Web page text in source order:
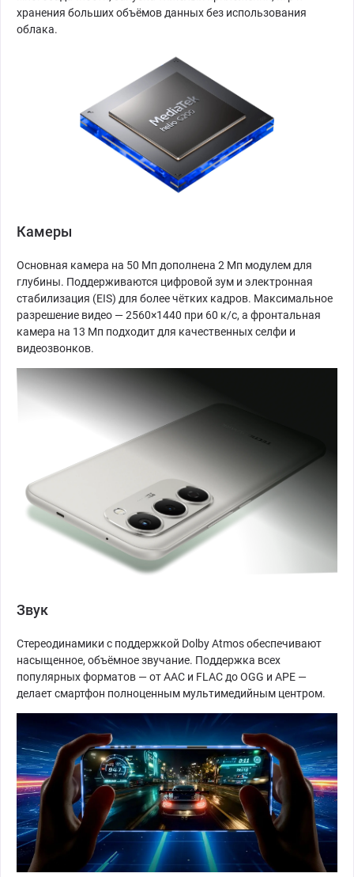
хранения больших объёмов данных без использования
облака.
Камеры
Основная камера на 50 Мп дополнена 2 Мп модулем для
глубины. Поддерживаются цифровой зум и электронная
стабилизация (EIS) для более чётких кадров. Максимальное
разрешение видео — 2560×1440 при 60 к/с, а фронтальная
камера на 13 Мп подходит для качественных селфи и
видеозвонков.
Звук
Стереодинамики с поддержкой Dolby Atmos обеспечивают
насыщенное, объёмное звучание. Поддержка всех
популярных форматов — от AAC и FLAC до OGG и APE —
делает смартфон полноценным мультимедийным центром.